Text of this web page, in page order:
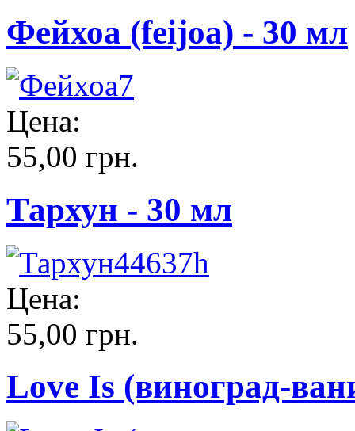
Фейхоа (feijoa) - 30 мл
Цена:
55,00 грн.
Тархун - 30 мл
Цена:
55,00 грн.
Love Is (виноград-